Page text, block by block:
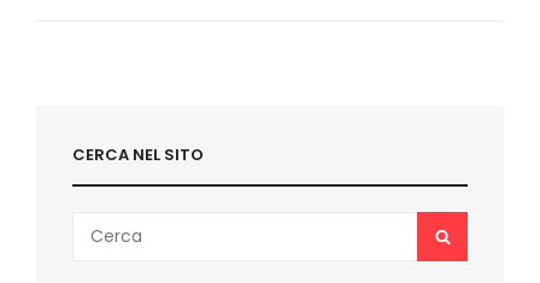
CERCA NEL SITO
for:
SEARCH